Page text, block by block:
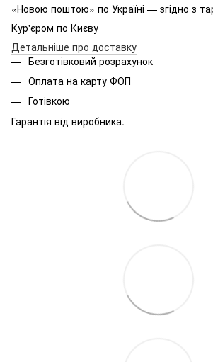
«Новою поштою» по Україні — згідно з
Кур'єром по Києву
Детальніше про доставку
Безготівковий розрахунок
Оплата на карту ФОП
Готівкою
Гарантія від виробника.